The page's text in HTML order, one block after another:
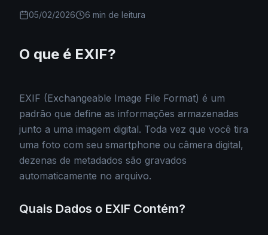
05/02/2026 6 min de leitura
O que é EXIF?
EXIF (Exchangeable Image File Format) é um
padrão que define as informações armazenadas
junto a uma imagem digital. Toda vez que você tira
uma foto com seu smartphone ou câmera digital,
dezenas de metadados são gravados
automaticamente no arquivo.
Quais Dados o EXIF Contém?